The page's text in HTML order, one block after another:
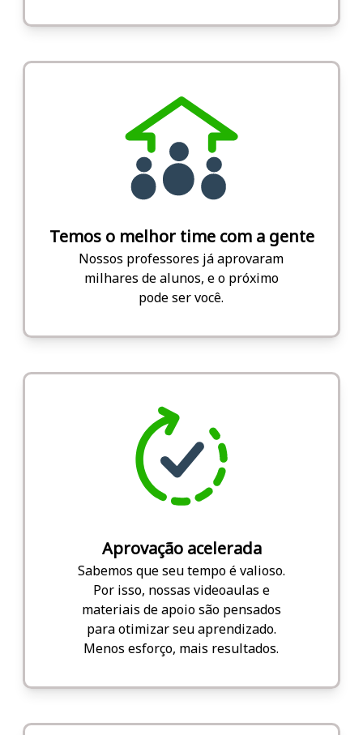
Temos o melhor time com a gente
Nossos professores já aprovaram
milhares de alunos, e o próximo
pode ser você.
Aprovação acelerada
Sabemos que seu tempo é valioso.
Por isso, nossas videoaulas e
materiais de apoio são pensados
para otimizar seu aprendizado.
Menos esforço, mais resultados.